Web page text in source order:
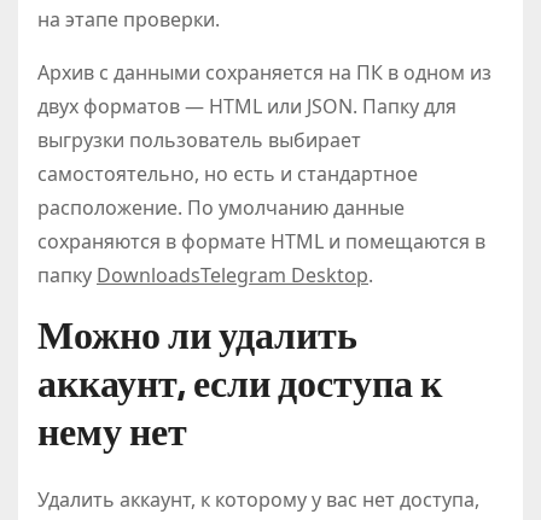
на этапе проверки.
Архив с данными сохраняется на ПК в одном из
двух форматов — HTML или JSON. Папку для
выгрузки пользователь выбирает
самостоятельно, но есть и стандартное
расположение. По умолчанию данные
сохраняются в формате HTML и помещаются в
папку DownloadsTelegram Desktop.
Можно ли удалить
аккаунт, если доступа к
нему нет
Удалить аккаунт, к которому у вас нет доступа,